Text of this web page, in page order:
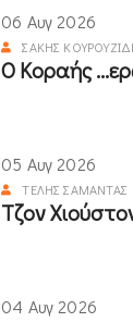
06 Αυγ 2026
ΣΆΚΗΣ
Ο Κοραής
05 Αυγ 2026
ΤΈΛΗΣ ΣΑΜΑΝΤΆΣ
Τζον
04 Αυγ 2026